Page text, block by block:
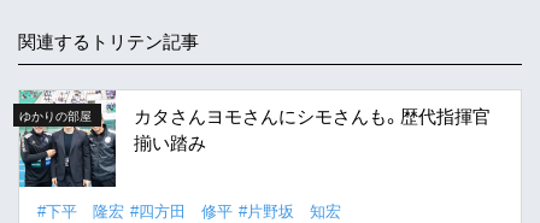
関連するトリテン記事
ゆかりの部屋
カタさんヨモさんにシモさんも。歴代指揮官
揃い踏み
#下平 隆宏 #四方田 修平 #片野坂 知宏